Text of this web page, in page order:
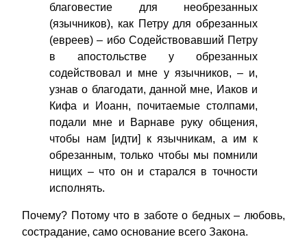
благовестие для необрезанных
(язычников), как Петру для обрезанных
(евреев) – ибо Содействовавший Петру
в апостольстве у обрезанных
содействовал и мне у язычников, – и,
узнав о благодати, данной мне, Иаков и
Кифа и Иоанн, почитаемые столпами,
подали мне и Варнаве руку общения,
чтобы нам [идти] к язычникам, а им к
обрезанным, только чтобы мы помнили
нищих – что он и старался в точности
исполнять.
Почему? Потому что в заботе о бедных – любовь,
сострадание, само основание всего Закона.